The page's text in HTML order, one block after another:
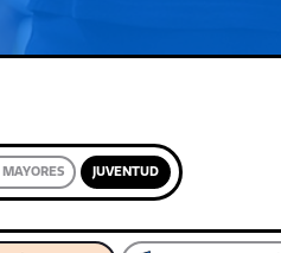
MAYORES JUVENTUD